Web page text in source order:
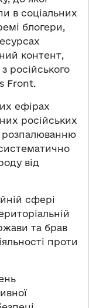
в соціальних
блогери,
контент,
російського
Front.
ефірах
російських
розпалюванню
від
сфері
та брав
проти